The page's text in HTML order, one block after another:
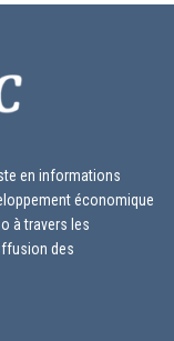
en informations
économique
à travers les
des